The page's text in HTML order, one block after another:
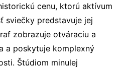
cenu, ktorú aktívum
sviečky predstavuje jej
zobrazuje otváraciu a
a poskytuje komplexný
Štúdiom minulej